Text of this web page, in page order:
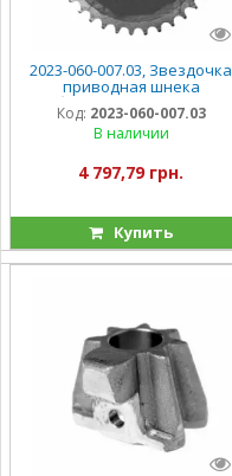
2023-060-007.03, Звездочка
приводная шнека
подборщика (z=36) Sipma Z-
224
Код: 2023-060-007.03
В наличии
4 797,79 грн.
Купить